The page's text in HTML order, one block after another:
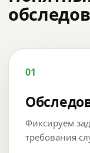
01
Фиксируем
требования